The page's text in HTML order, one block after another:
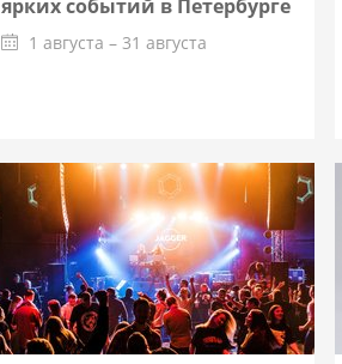
ярких событий в Петербурге
1 августа – 31 августа
Подробнее